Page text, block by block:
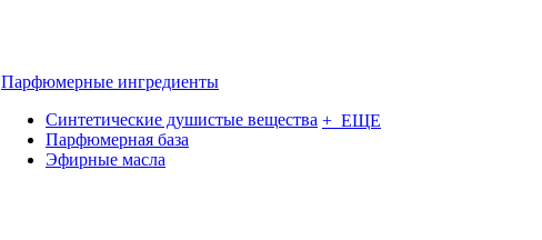
Парфюмерные ингредиенты
Синтетические душистые вещества
Парфюмерная база
Эфирные масла
+ ЕЩЕ